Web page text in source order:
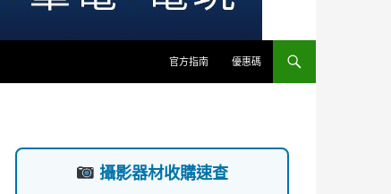
官方指南 優惠碼
攝影器材收購速查